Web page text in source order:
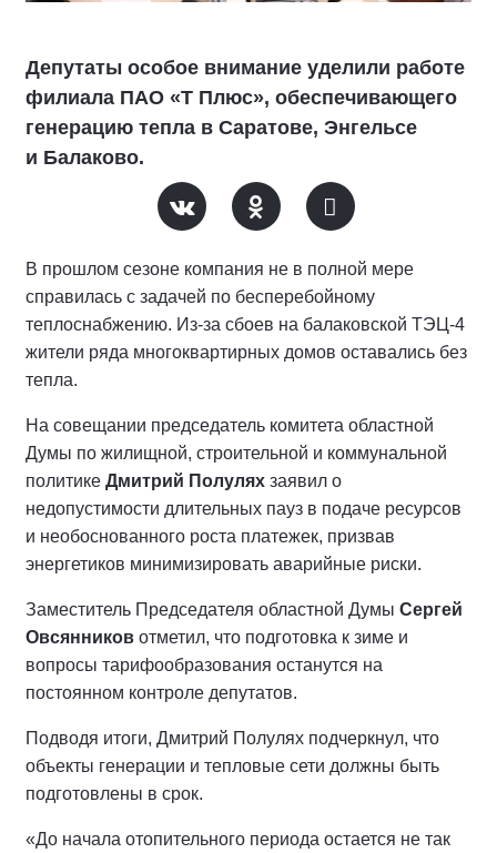
Депутаты особое внимание уделили работе
филиала ПАО «Т Плюс», обеспечивающего
генерацию тепла в Саратове, Энгельсе
и Балаково.
В прошлом сезоне компания не в полной мере
справилась с задачей по бесперебойному
теплоснабжению. Из-за сбоев на балаковской ТЭЦ-4
жители ряда многоквартирных домов оставались без
тепла.
На совещании председатель комитета областной
Думы по жилищной, строительной и коммунальной
политике Дмитрий Полулях заявил о
недопустимости длительных пауз в подаче ресурсов
и необоснованного роста платежек, призвав
энергетиков минимизировать аварийные риски.
Заместитель Председателя областной Думы Сергей
Овсянников отметил, что подготовка к зиме и
вопросы тарифообразования останутся на
постоянном контроле депутатов.
Подводя итоги, Дмитрий Полулях подчеркнул, что
объекты генерации и тепловые сети должны быть
подготовлены в срок.
«До начала отопительного периода остается не так